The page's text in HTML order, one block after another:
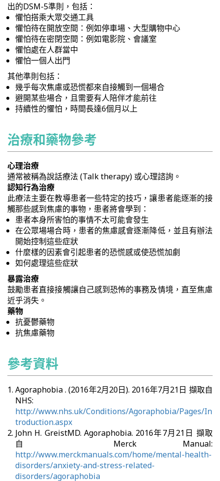
出的DSM-5準則，包括：
懼怕搭乘大眾交通工具
懼怕待在開放空間：例如停車場、大型購物中心
懼怕待在密閉空間：例如電影院、會議室
懼怕處在人群當中
懼怕一個人出門
其他準則包括：
幾乎每次焦慮或恐慌都來自接觸到一個場合
避開某些場合，且需要有人陪伴才能前往
持續性的懼怕，時間長達6個月以上
治療和藥物參考
心理治療
通常被稱為說話療法 (Talk therapy) 或心理諮詢。
認知行為治療
此療法主要在教導患者一些特定的技巧，讓患者能逐漸的接
觸那些感到焦慮的事物，患者將會學到：
患者本身所害怕的事情不太可能會發生
在公眾場場合時，患者的焦慮感會逐漸降低，並且有辦法
開始控制這些症狀
什麼樣的因素會引起患者的恐慌感或使恐慌加劇
如何處理這些症狀
暴露治療
鼓勵患者直接接觸讓自己感到恐怖的事務及情境，直至焦慮
近乎消失。
藥物
抗憂鬱藥物
抗焦慮藥物
參考資料
Agoraphobia . (2016年2月20日). 2016年7月21日 擷取自
NHS:
http://www.nhs.uk/Conditions/Agoraphobia/Pages/In
troduction.aspx
John H. GreistMD. Agoraphobia. 2016年7月21日 擷取
自 Merck Manual:
http://www.merckmanuals.com/home/mental-health-
disorders/anxiety-and-stress-related-
disorders/agoraphobia